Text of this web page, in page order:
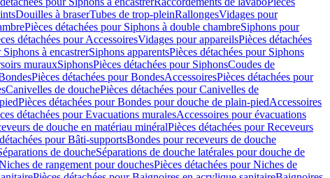
Douilles à braserTubes de trop-pleinRallongesVidages pour
Pièces détachées pour Siphons à double chambreSiphons pour
détachées pour AccessoiresVidages pour appareilsPièces détachées
Siphons à encastrerSiphons apparentsPièces détachées pour Siphons
murauxSiphonsPièces détachées pour SiphonsCoudes de
Pièces détachées pour BondesAccessoiresPièces détachées pour
Canivelles de douchePièces détachées pour Canivelles de
Pièces détachées pour Bondes pour douche de plain-piedAccessoires
détachées pour Evacuations muralesAccessoires pour évacuations
de douche en matériau minéralPièces détachées pour Receveurs
pour Bâti-supportsBondes pour receveurs de douche
de doucheSéparations de douche latérales pour douche de
de rangement pour douchesPièces détachées pour Niches de